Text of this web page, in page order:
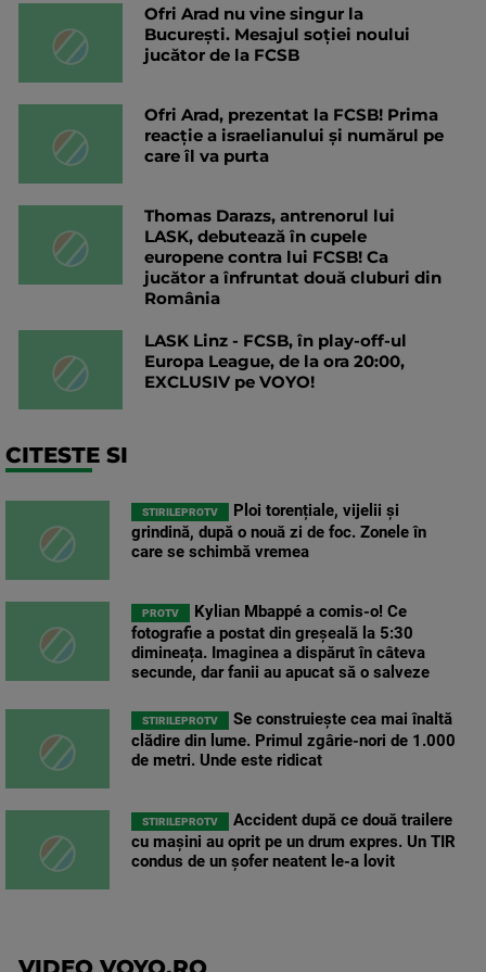
Ofri Arad nu vine singur la
București. Mesajul soției noului
jucător de la FCSB
Ofri Arad, prezentat la FCSB! Prima
reacție a israelianului și numărul pe
care îl va purta
Thomas Darazs, antrenorul lui
LASK, debutează în cupele
europene contra lui FCSB! Ca
jucător a înfruntat două cluburi din
România
LASK Linz - FCSB, în play-off-ul
Europa League, de la ora 20:00,
EXCLUSIV pe VOYO!
CITESTE SI
STIRILEPROTV
Ploi torențiale, vijelii și
grindină, după o nouă zi de foc. Zonele în
care se schimbă vremea
PROTV
Kylian Mbappé a comis-o! Ce
fotografie a postat din greșeală la 5:30
dimineața. Imaginea a dispărut în câteva
secunde, dar fanii au apucat să o salveze
STIRILEPROTV
Se construiește cea mai înaltă
clădire din lume. Primul zgârie-nori de 1.000
de metri. Unde este ridicat
STIRILEPROTV
Accident după ce două trailere
cu mașini au oprit pe un drum expres. Un TIR
condus de un șofer neatent le-a lovit